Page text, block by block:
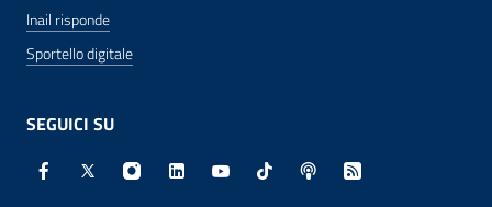
Inail risponde
Sportello digitale
SEGUICI SU
Facebook - Sito esterno - Apertura in nuova finestra
X - Sito esterno - Apertura in nuova finestra
Instagram - Sito esterno - Apertura in
Linkedin - Sito esterno - Apertura in
Youtube - Sito esterno -
TikTok - Sito esterno -
Spreaker - Sito
Feed RSS -